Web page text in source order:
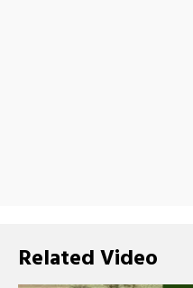
Related Video